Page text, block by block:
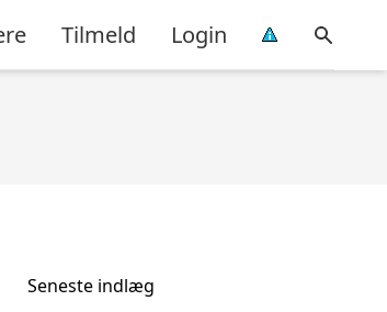
Tilmeld Login
Seneste indlæg